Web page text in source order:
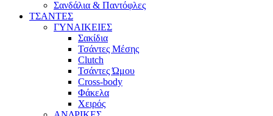
Σανδάλια & Παντόφλες
ΤΣΑΝΤΕΣ
ΓΥΝΑΙΚΕΙΕΣ
Σακίδια
Τσάντες Μέσης
Clutch
Τσάντες Ώμου
Cross-body
Φάκελα
Χειρός